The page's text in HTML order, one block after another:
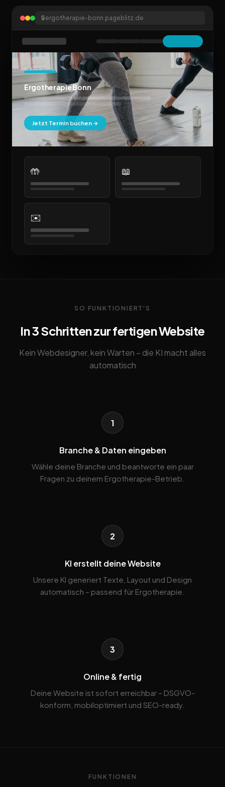
🔒ergotherapie-bonn.pageblitz.de
Ergotherapie Bonn
Jetzt Termin buchen →
🤲 📖
✉️
SO FUNKTIONIERT'S
In 3 Schritten zur fertigen Website
Kein Webdesigner, kein Warten – die KI macht alles
automatisch
1
Branche & Daten eingeben
Wähle deine Branche und beantworte ein paar
Fragen zu deinem Ergotherapie-Betrieb.
2
KI erstellt deine Website
Unsere KI generiert Texte, Layout und Design
automatisch – passend für Ergotherapie.
3
Online & fertig
Deine Website ist sofort erreichbar – DSGVO-
konform, mobiloptimiert und SEO-ready.
FUNKTIONEN